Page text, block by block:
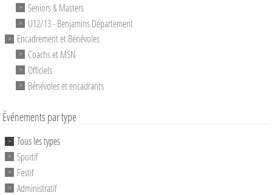
Seniors & Masters
U12/13 - Benjamins Département
Encadrement et Bénévoles
Coachs et MSN
Officiels
Bénévoles et encadrants
Événements par type
Tous les types
Sportif
Festif
Administratif